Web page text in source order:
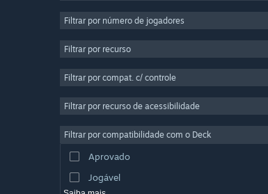
Casual
Simulação
Produção de Vídeo
Edição de Fotos
Filtrar por número de jogadores
Filtrar por recurso
Filtrar por compat. c/ controle
Filtrar por recurso de acessibilidade
Filtrar por compatibilidade com o Deck
Aprovado
Jogável